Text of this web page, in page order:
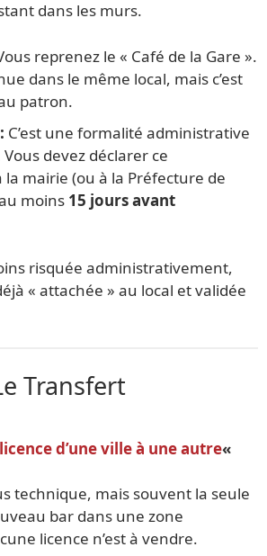
dans les murs.
reprenez le « Café de la Gare ».
dans le même local, mais c’est
patron.
C’est une formalité administrative
devez déclarer ce
mairie (ou à la Préfecture de
moins 15 jours avant
risquée administrativement,
« attachée » au local et validée
Transfert
d’une ville à une autre«
technique, mais souvent la seule
bar dans une zone
licence n’est à vendre.